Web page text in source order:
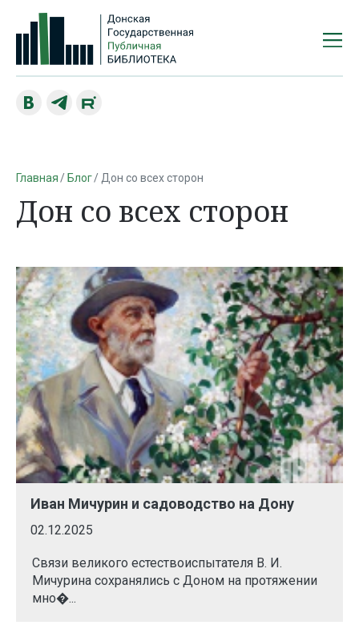
Главная Блог Дон со всех сторон
Дон со всех сторон
Иван Мичурин и садоводство на Дону
02.12.2025
Связи великого естествоиспытателя В. И.
Мичурина сохранялись с Доном на протяжении
мно�...